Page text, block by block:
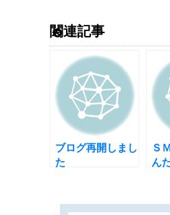
関連記事
ブログ再開しまし
た
Ｓ
ん